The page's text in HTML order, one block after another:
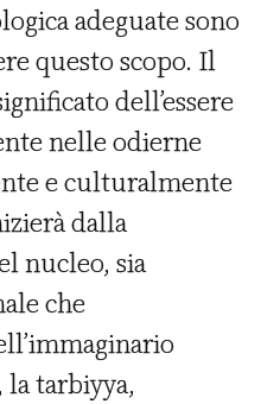
adeguate sono
questo scopo. Il
dell’essere
nelle odierne
e culturalmente
dalla
nucleo, sia
che
tarbiyya,